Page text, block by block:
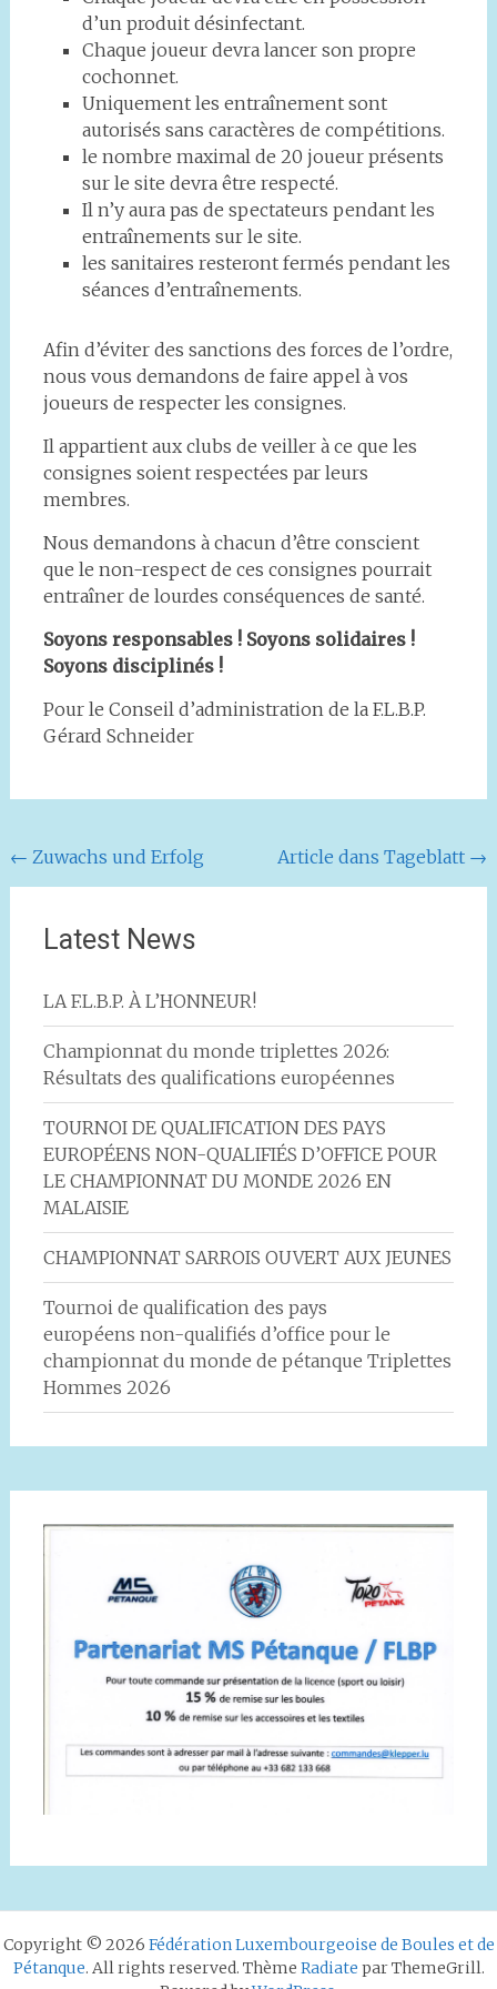
d’un produit désinfectant.
Chaque joueur devra lancer son propre
cochonnet.
Uniquement les entraînement sont
autorisés sans caractères de compétitions.
le nombre maximal de 20 joueur présents
sur le site devra être respecté.
Il n’y aura pas de spectateurs pendant les
entraînements sur le site.
les sanitaires resteront fermés pendant les
séances d’entraînements.
Afin d’éviter des sanctions des forces de l’ordre,
nous vous demandons de faire appel à vos
joueurs de respecter les consignes.
Il appartient aux clubs de veiller à ce que les
consignes soient respectées par leurs
membres.
Nous demandons à chacun d’être conscient
que le non-respect de ces consignes pourrait
entraîner de lourdes conséquences de santé.
Soyons responsables ! Soyons solidaires !
Soyons disciplinés !
Pour le Conseil d’administration de la F.L.B.P.
Gérard Schneider
Navigation
de
l'article
← Zuwachs und Erfolg Article dans Tageblatt →
Latest News
LA F.L.B.P. À L’HONNEUR!
Championnat du monde triplettes 2026:
Résultats des qualifications européennes
TOURNOI DE QUALIFICATION DES PAYS
EUROPÉENS NON-QUALIFIÉS D’OFFICE POUR
LE CHAMPIONNAT DU MONDE 2026 EN
MALAISIE
CHAMPIONNAT SARROIS OUVERT AUX JEUNES
Tournoi de qualification des pays
européens non-qualifiés d’office pour le
championnat du monde de pétanque Triplettes
Hommes 2026
Copyright © 2026 Fédération Luxembourgeoise de Boules et de
Pétanque. All rights reserved. Thème Radiate par ThemeGrill.